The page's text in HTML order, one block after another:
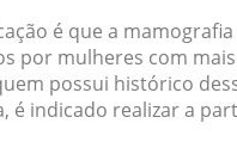
é que a
por mulheres com
possui histórico
é indicado realizar a